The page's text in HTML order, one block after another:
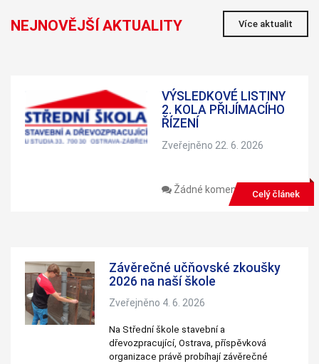
NEJNOVĚJŠÍ AKTUALITY Více aktualit
VÝSLEDKOVÉ LISTINY
2. KOLA PŘIJÍMACÍHO
ŘÍZENÍ
Zveřejněno 22. 6. 2026
Žádné komentářeCelý článek
Závěrečné učňovské zkoušky
2026 na naší škole
Zveřejněno 4. 6. 2026
Na Střední škole stavební a
dřevozpracující, Ostrava, příspěvková
organizace právě probíhají závěrečné